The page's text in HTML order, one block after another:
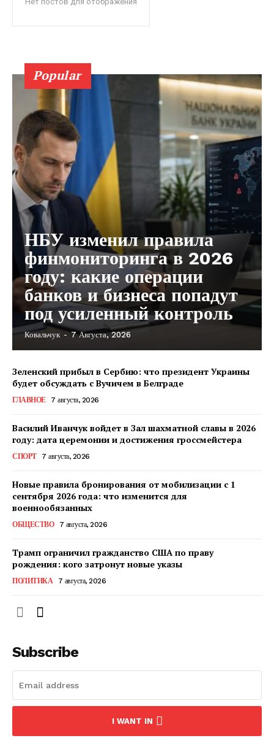
КавПолит
О нас
Политика конфиденциальности
Подписка
Мой аккаунт
Popular
НБУ изменил правила
финмониторинга в 2026
году: какие операции
банков и бизнеса попадут
под усиленный контроль
Ковальчук - 7 Августа, 2026
Зеленский прибыл в Сербию: что президент Украины
будет обсуждать с Вучичем в Белграде
ГЛАВНОЕ 7 августа, 2026
Василий Иванчук войдет в Зал шахматной славы в 2026
году: дата церемонии и достижения гроссмейстера
СПОРТ 7 августа, 2026
Новые правила бронирования от мобилизации с 1
сентября 2026 года: что изменится для
военнообязанных
ОБЩЕСТВО 7 августа, 2026
Трамп ограничил гражданство США по праву
рождения: кого затронут новые указы
ПОЛИТИКА 7 августа, 2026
Subscribe
I WANT IN